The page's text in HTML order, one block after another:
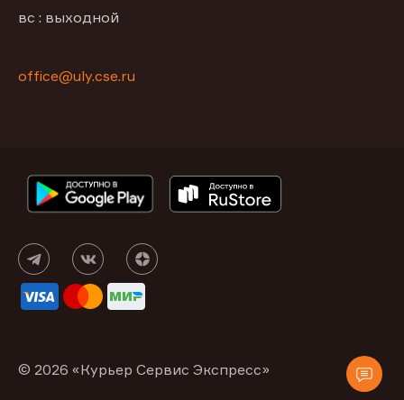
вс : выходной
office@uly.cse.ru
© 2026 «Курьер Сервис Экспресс»